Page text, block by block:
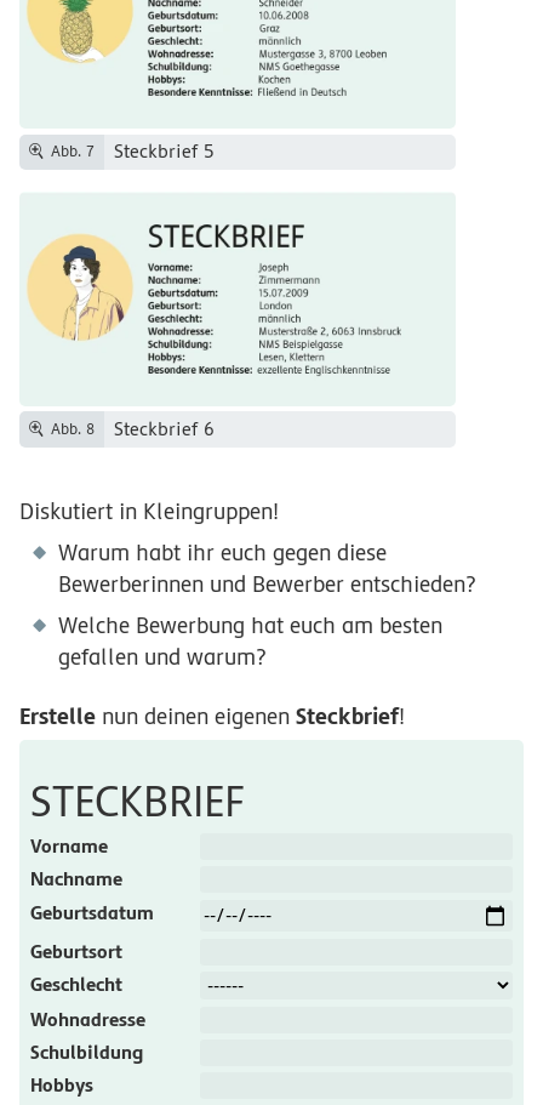
Abb. 7 Steckbrief 5
Abb. 8 Steckbrief 6
Diskutiert in Kleingruppen!
Warum habt ihr euch gegen diese
Bewerberinnen und Bewerber entschieden?
Welche Bewerbung hat euch am besten
gefallen und warum?
Erstelle nun deinen eigenen Steckbrief!
STECKBRIEF
Vorname
Nachname
Geburtsdatum
Geburtsort
Geschlecht
Wohnadresse
Schulbildung
Hobbys